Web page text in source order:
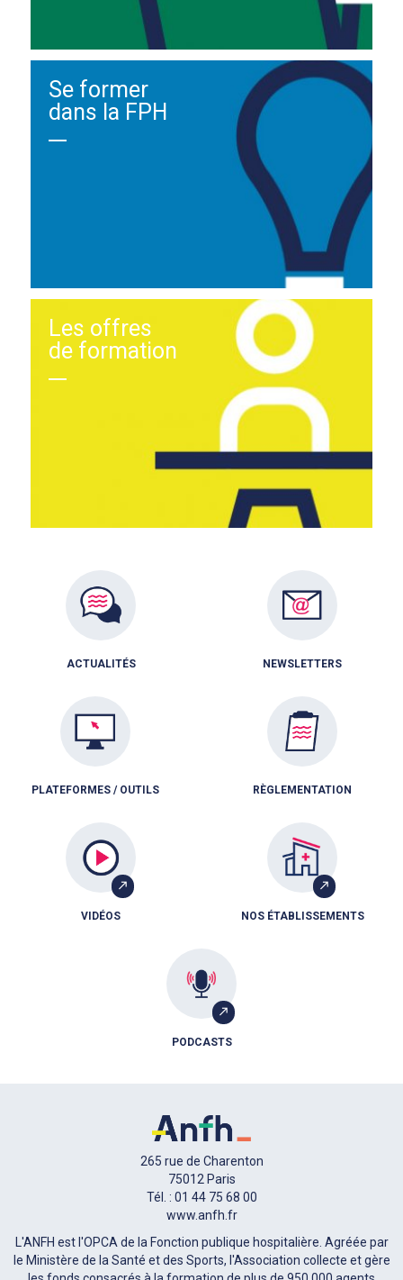
Se former
dans la FPH
Les offres
de formation
ACTUALITÉS NEWSLETTERS
PLATEFORMES / OUTILS RÈGLEMENTATION
VIDÉOS NOS ÉTABLISSEMENTS
PODCASTS
265 rue de Charenton
75012 Paris
Tél. : 01 44 75 68 00
www.anfh.fr
L'ANFH est l'OPCA de la Fonction publique hospitalière. Agréée par
le Ministère de la Santé et des Sports, l'Association collecte et gère